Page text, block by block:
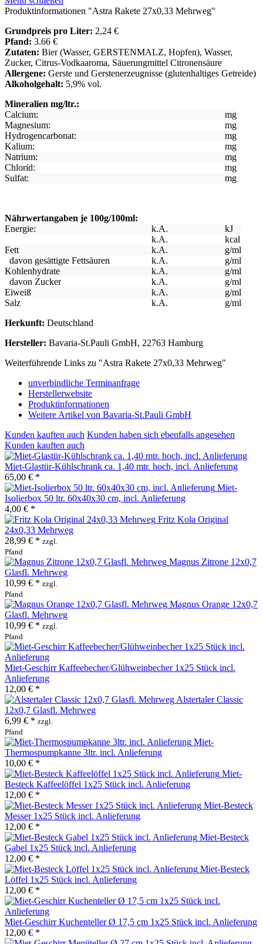
Produktinformationen "Astra Rakete 27x0,33 Mehrweg"
Grundpreis pro Liter: 2,24 €
Pfand: 3.66 €
Zutaten: Bier (Wasser, GERSTENMALZ, Hopfen), Wasser,
Zucker, Citrus-Vodkaaroma, Säuerungmittel Citronensäure
Allergene: Gerste und Gerstenerzeugnisse (glutenhaltiges Getreide)
Alkoholgehalt: 5,9% vol.
Mineralien mg/ltr.:
Calcium:
mg
Magnesium:
mg
Hydrogencarbonat:
mg
Kalium:
mg
Natrium:
mg
Chlorid:
mg
Sulfat:
mg
Nährwertangaben je 100g/100ml:
Energie:
k.A.
kJ
k.A.
kcal
Fett
k.A.
g/ml
davon gesättigte Fettsäuren
k.A.
g/ml
Kohlenhydrate
k.A.
g/ml
davon Zucker
k.A.
g/ml
Eiweiß
k.A.
g/ml
Salz
k.A.
g/ml
Herkunft: Deutschland
Hersteller: Bavaria-St.Pauli GmbH, 22763 Hamburg
Weiterführende Links zu "Astra Rakete 27x0,33 Mehrweg"
unverbindliche Terminanfrage
Herstellerwebsite
Produktinformationen
Weitere Artikel von Bavaria-St.Pauli GmbH
Kunden kauften auch Kunden haben sich ebenfalls angesehen
Kunden kauften auch
Miet-Glastür-Kühlschrank ca. 1,40 mtr. hoch, incl. Anlieferung
65,00 € *
Miet-
Isolierbox 50 ltr. 60x40x30 cm, incl. Anlieferung
4,00 € *
Fritz Kola Original
24x0,33 Mehrweg
28,99 € * zzgl.
Pfand
Magnus Zitrone 12x0,7
Glasfl. Mehrweg
10,99 € * zzgl.
Pfand
Magnus Orange 12x0,7
Glasfl. Mehrweg
10,99 € * zzgl.
Pfand
Miet-Geschirr Kaffeebecher/Glühweinbecher 1x25 Stück incl.
Anlieferung
12,00 € *
Alstertaler Classic
12x0,7 Glasfl. Mehrweg
6,99 € * zzgl.
Pfand
Miet-
Thermospumpkanne 3ltr. incl. Anlieferung
10,00 € *
Miet-
Besteck Kaffeelöffel 1x25 Stück incl. Anlieferung
12,00 € *
Miet-Besteck
Messer 1x25 Stück incl. Anlieferung
12,00 € *
Miet-Besteck
Gabel 1x25 Stück incl. Anlieferung
12,00 € *
Miet-Besteck
Löffel 1x25 Stück incl. Anlieferung
12,00 € *
Miet-Geschirr Kuchenteller Ø 17,5 cm 1x25 Stück incl. Anlieferung
12,00 € *